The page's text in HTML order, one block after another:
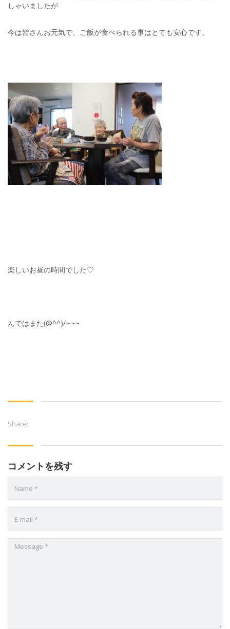
しゃいましたが
今は皆さんお元気で、ご飯が食べられる事はとても安心です。
楽しいお昼の時間でした♡
んではまた(@^^)/~~~
Share:
コメントを残す